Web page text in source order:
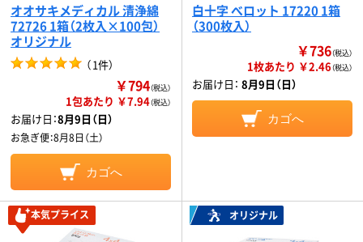
オオサキメディカル 清浄綿
72726 1箱（2枚入×100包）
オリジナル
（1件）
￥794（税込）
1包あたり ￥7.94（税込）
お届け日：8月9日（日）
お急ぎ便：8月8日（土）
カゴへ
白十字 べロット 17220 1箱
（300枚入）
￥736（税込）
1枚あたり ￥2.46（税込）
お届け日： 8月9日（日）
カゴへ
本気プライス オリジナル